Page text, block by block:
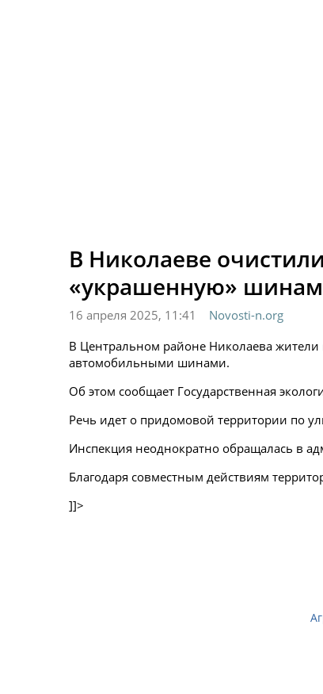
В Николаеве
«украшенную»
16 апреля 2025, 11:41
Novosti-n.org
В Центральном районе Николаева
автомобильными шинами.
Об этом сообщает Государственная
Речь идет о придомовой территории по
Инспекция неоднократно обращалась в
Благодаря совместным действиям
]]>